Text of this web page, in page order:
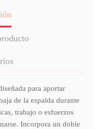
para aportar
de la espalda durante
trabajo o esfuerzos
Incorpora un doble